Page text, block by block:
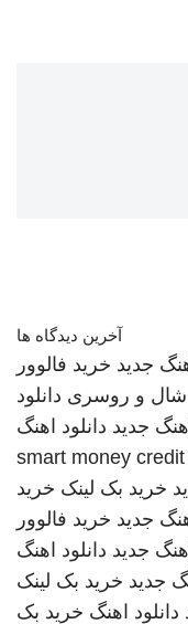
آخرین دیدگاه ها
جدید خرید فالوور
شال و روسری دانلود
جدید دانلود اهنگ
smart money credit
خرید بک لینک خرید
جدید خرید فالوور
جدید دانلود اهنگ
جدید خرید بک لینک
دانلود اهنگ خرید بک